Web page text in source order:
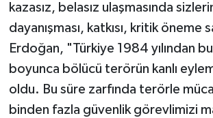
kazasız, belasız ulaşmasında
dayanışması, katkısı, kritik öneme
Erdoğan, "Türkiye 1984 yılından
boyunca bölücü terörün kanlı
oldu. Bu süre zarfında terörle
binden fazla güvenlik görevlimizi